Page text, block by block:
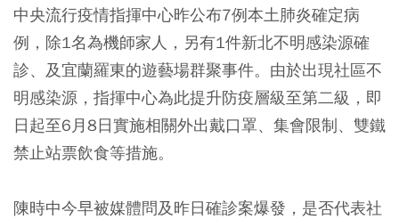
中央流行疫情指揮中心昨公布7例本土肺炎確定病
例，除1名為機師家人，另有1件新北不明感染源確
診、及宜蘭羅東的遊藝場群聚事件。由於出現社區不
明感染源，指揮中心為此提升防疫層級至第二級，即
日起至6月8日實施相關外出戴口罩、集會限制、雙鐵
禁止站票飲食等措施。
陳時中今早被媒體問及昨日確診案爆發，是否代表社